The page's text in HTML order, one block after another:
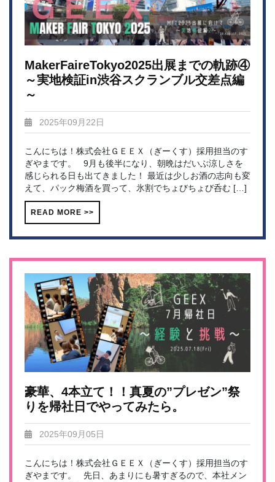
MakerFaireTokyo2025出展までの軌跡④
～実地検証in渋谷スクランブル交差点編
～
2025年09月22日
こんにちは！株式会社ＧＥＥＸ（ぎーくす）採用担当のす
ぎやまです。 9月も後半になり、朝晩はだいぶ涼しさを
感じられる日も出てきました！ 最近は少しお酒の志向も変
えて、パック梅酒を買って、氷割でちょびちょび呑む […]
READ MORE >>
豪華、4本立て！！真夏の”プレゼン”祭
りを帰社日でやってみたら。
2025年09月05日
こんにちは！株式会社ＧＥＥＸ（ぎーくす）採用担当のす
ぎやまです。 先日、あまりにも暑すぎるので、本社メン